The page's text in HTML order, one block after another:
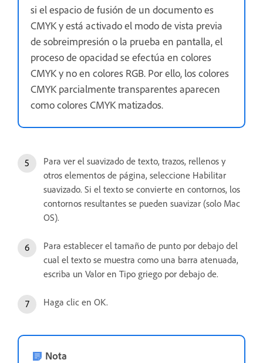
si el espacio de fusión de un documento es
CMYK y está activado el modo de vista previa
de sobreimpresión o la prueba en pantalla, el
proceso de opacidad se efectúa en colores
CMYK y no en colores RGB. Por ello, los colores
CMYK parcialmente transparentes aparecen
como colores CMYK matizados.
Para ver el suavizado de texto, trazos, rellenos y
otros elementos de página, seleccione Habilitar
suavizado. Si el texto se convierte en contornos, los
contornos resultantes se pueden suavizar (solo Mac
OS).
Para establecer el tamaño de punto por debajo del
cual el texto se muestra como una barra atenuada,
escriba un Valor en Tipo griego por debajo de.
Haga clic en OK.
Nota